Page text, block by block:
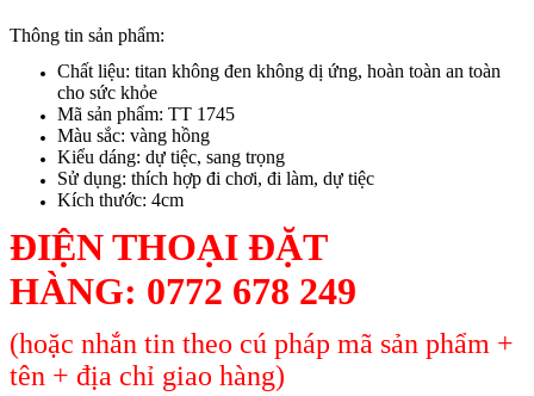
Thông tin sản phẩm:
Chất liệu: titan không đen không dị ứng, hoàn toàn an toàn
cho sức khỏe
Mã sản phẩm: TT 1745
Màu sắc: vàng hồng
Kiểu dáng: dự tiệc, sang trọng
Sử dụng: thích hợp đi chơi, đi làm, dự tiệc
Kích thước: 4cm
ĐIỆN THOẠI ĐẶT
HÀNG: 0772 678 249
(hoặc nhắn tin theo cú pháp mã sản phẩm +
tên + địa chỉ giao hàng)